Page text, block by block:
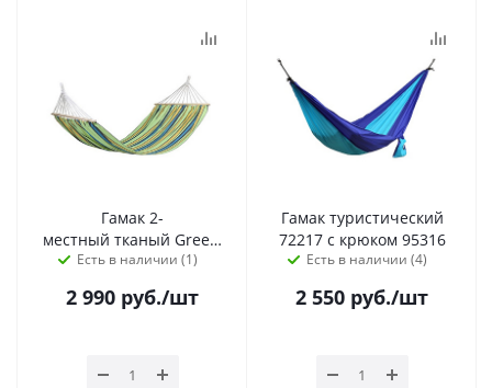
Гамак 2-
местный тканый Greenwood
Есть в наличии (1)
2 990 руб./шт
Гамак туристический
72217 с крюком 95316
Есть в наличии (4)
2 550 руб./шт